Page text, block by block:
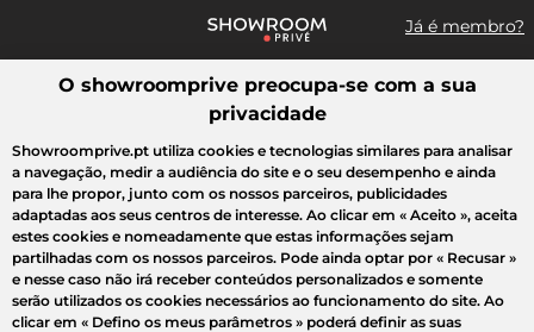
Já é membro?
Pesquisar uma marca, um artigo, uma venda...
Todas as vendas Moda Desporto Casa Criança Beleza
O showroomprive preocupa-se com a sua
privacidade
Showroomprive.pt utiliza cookies e tecnologias similares para analisar
a navegação, medir a audiência do site e o seu desempenho e ainda
para lhe propor, junto com os nossos parceiros, publicidades
adaptadas aos seus centros de interesse. Ao clicar em « Aceito », aceita
estes cookies e nomeadamente que estas informações sejam
partilhadas com os nossos parceiros. Pode ainda optar por « Recusar »
e nesse caso não irá receber conteúdos personalizados e somente
serão utilizados os cookies necessários ao funcionamento do site. Ao
clicar em « Defino os meus parâmetros » poderá definir as suas